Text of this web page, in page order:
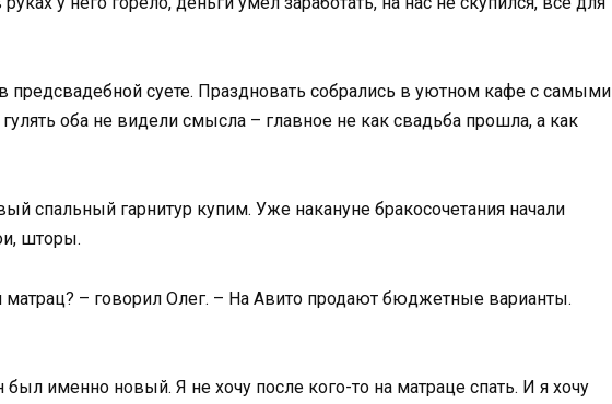
предсвадебной суете. Праздновать собрались в уютном кафе с самыми
оба не видели смысла – главное не как свадьба прошла, а как
спальный гарнитур купим. Уже накануне бракосочетания начали
шторы.
матрац? – говорил Олег. – На Авито продают бюджетные варианты.
именно новый. Я не хочу после кого-то на матраце спать. И я хочу